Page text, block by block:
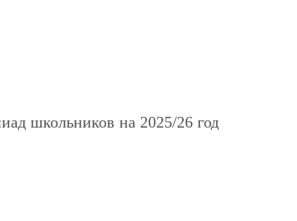
школьников на 2025/26 год